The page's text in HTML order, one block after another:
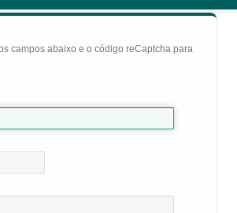
campos abaixo e o código reCaptcha para